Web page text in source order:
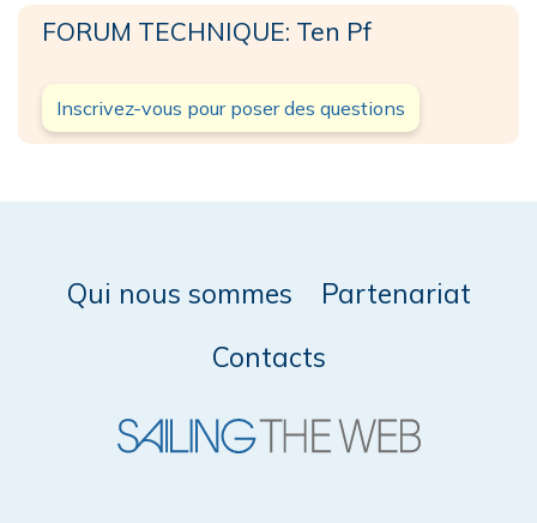
FORUM TECHNIQUE: Ten Pf
Inscrivez-vous pour poser des questions
Qui nous sommes
Partenariat
Contacts